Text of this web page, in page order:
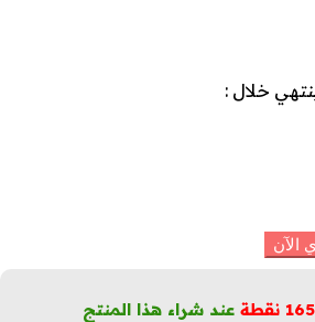
خلال :
الآن
165 نقطة عند شراء هذا المنتج